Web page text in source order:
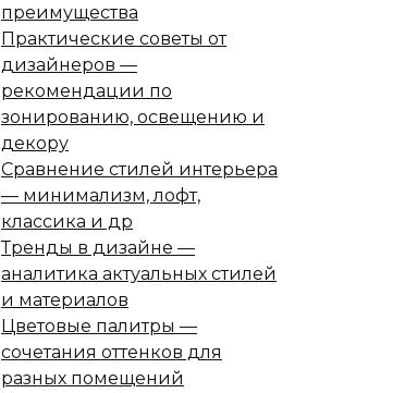
преимущества
Практические советы от
дизайнеров —
рекомендации по
зонированию, освещению и
декору
Сравнение стилей интерьера
— минимализм, лофт,
классика и др
Тренды в дизайне —
аналитика актуальных стилей
и материалов
Цветовые палитры —
сочетания оттенков для
разных помещений